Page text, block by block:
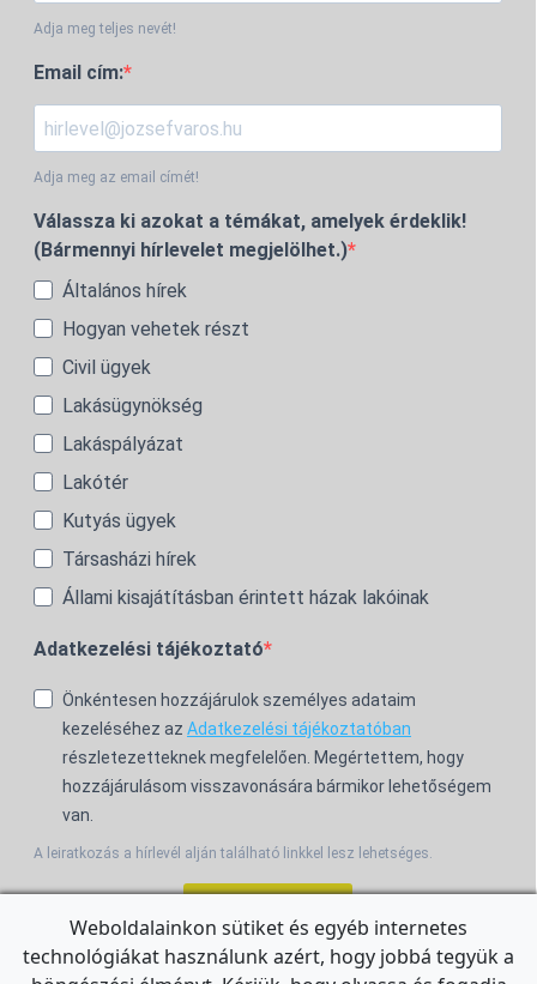
Adja meg teljes nevét!
Email cím:
Adja meg az email címét!
Válassza ki azokat a témákat, amelyek érdeklik!
(Bármennyi hírlevelet megjelölhet.)
Általános hírek
Hogyan vehetek részt
Civil ügyek
Lakásügynökség
Lakáspályázat
Lakótér
Kutyás ügyek
Társasházi hírek
Állami kisajátításban érintett házak lakóinak
Adatkezelési tájékoztató
Önkéntesen hozzájárulok személyes adataim
kezeléséhez az Adatkezelési tájékoztatóban
részletezetteknek megfelelően. Megértettem, hogy
hozzájárulásom visszavonására bármikor lehetőségem
van.
A leiratkozás a hírlevél alján található linkkel lesz lehetséges.
For the English Newsletter, clickHERE.
Weboldalainkon sütiket és egyéb internetes
technológiákat használunk azért, hogy jobbá tegyük a